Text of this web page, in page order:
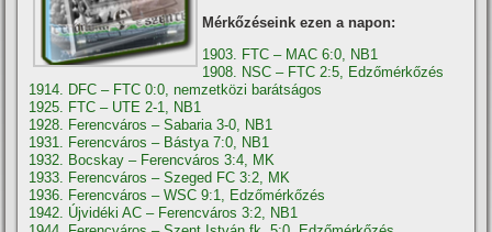
Mérkőzéseink ezen a napon:
1903. FTC – MAC 6:0, NB1
1908. NSC – FTC 2:5, Edzőmérkőzés
1914. DFC – FTC 0:0, nemzetközi barátságos
1925. FTC – UTE 2-1, NB1
1928. Ferencváros – Sabaria 3-0, NB1
1931. Ferencváros – Bástya 7:0, NB1
1932. Bocskay – Ferencváros 3:4, MK
1933. Ferencváros – Szeged FC 3:2, MK
1936. Ferencváros – WSC 9:1, Edzőmérkőzés
1942. Újvidéki AC – Ferencváros 3:2, NB1